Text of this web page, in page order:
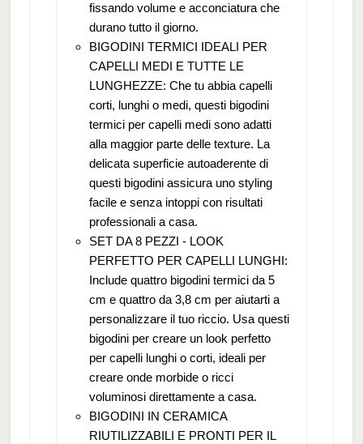
fissando volume e acconciatura che
durano tutto il giorno.
BIGODINI TERMICI IDEALI PER
CAPELLI MEDI E TUTTE LE
LUNGHEZZE: Che tu abbia capelli
corti, lunghi o medi, questi bigodini
termici per capelli medi sono adatti
alla maggior parte delle texture. La
delicata superficie autoaderente di
questi bigodini assicura uno styling
facile e senza intoppi con risultati
professionali a casa.
SET DA 8 PEZZI - LOOK
PERFETTO PER CAPELLI LUNGHI:
Include quattro bigodini termici da 5
cm e quattro da 3,8 cm per aiutarti a
personalizzare il tuo riccio. Usa questi
bigodini per creare un look perfetto
per capelli lunghi o corti, ideali per
creare onde morbide o ricci
voluminosi direttamente a casa.
BIGODINI IN CERAMICA
RIUTILIZZABILI E PRONTI PER IL